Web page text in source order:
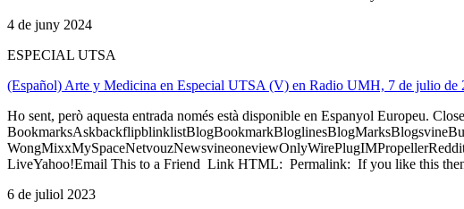
4 de juny 2024
ESPECIAL UTSA
(Español) Arte y Medicina en Especial UTSA (V) en Radio UMH, 7 de julio de
Ho sent, però aquesta entrada només està disponible en Espanyol Europeu.
LiveYahoo!Email This to a Friend Link HTML: Permalink: If you like this
6 de juliol 2023